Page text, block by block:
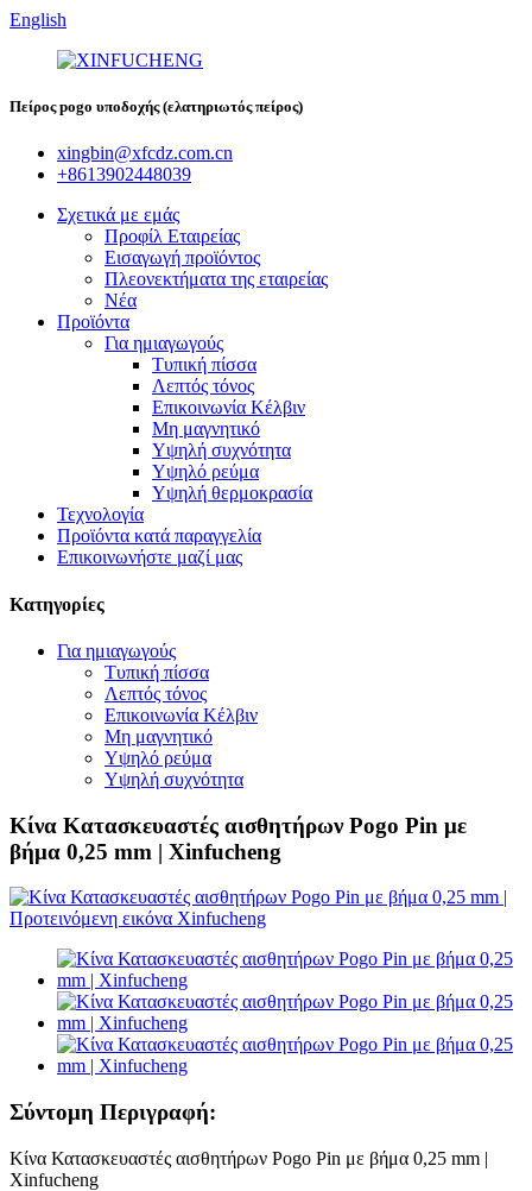
English
Πείρος pogo υποδοχής (ελατηριωτός πείρος)
xingbin@xfcdz.com.cn
+8613902448039
Σχετικά με εμάς
Προφίλ Εταιρείας
Εισαγωγή προϊόντος
Πλεονεκτήματα της εταιρείας
Νέα
Προϊόντα
Για ημιαγωγούς
Τυπική πίσσα
Λεπτός τόνος
Επικοινωνία Κέλβιν
Μη μαγνητικό
Υψηλή συχνότητα
Υψηλό ρεύμα
Υψηλή θερμοκρασία
Τεχνολογία
Προϊόντα κατά παραγγελία
Επικοινωνήστε μαζί μας
Κατηγορίες
Για ημιαγωγούς
Τυπική πίσσα
Λεπτός τόνος
Επικοινωνία Κέλβιν
Μη μαγνητικό
Υψηλό ρεύμα
Υψηλή συχνότητα
Κίνα Κατασκευαστές αισθητήρων Pogo Pin με
βήμα 0,25 mm | Xinfucheng
Σύντομη Περιγραφή:
Κίνα Κατασκευαστές αισθητήρων Pogo Pin με βήμα 0,25 mm |
Xinfucheng